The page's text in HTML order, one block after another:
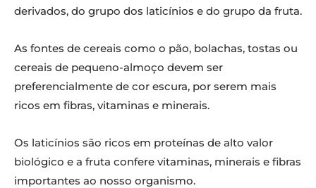
derivados, do grupo dos laticínios e do grupo da fruta.
As fontes de cereais como o pão, bolachas, tostas ou
cereais de pequeno-almoço devem ser
preferencialmente de cor escura, por serem mais
ricos em fibras, vitaminas e minerais.
Os laticínios são ricos em proteínas de alto valor
biológico e a fruta confere vitaminas, minerais e fibras
importantes ao nosso organismo.